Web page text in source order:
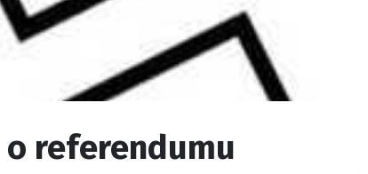
referendumu